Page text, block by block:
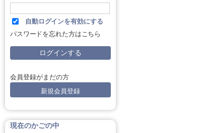
自動ログインを有効にする
パスワードを忘れた方はこちら
会員登録がまだの方
新規会員登録
現在のかごの中